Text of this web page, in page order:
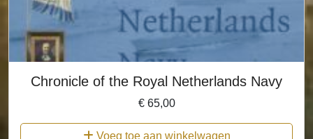
Chronicle of the Royal Netherlands Navy
€65,00
Voeg toe aan winkelwagen